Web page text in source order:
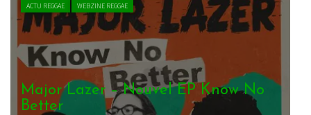
ACTU REGGAE WEBZINE REGGAE
Major Lazer – Nouvel EP Know No
Better